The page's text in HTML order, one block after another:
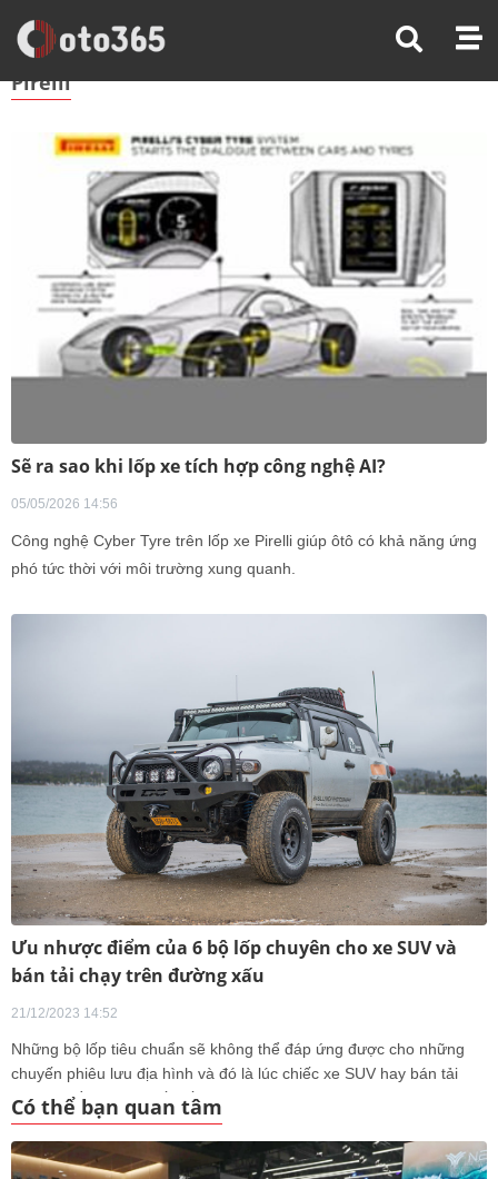
Trang Chủ Pirelli
Pirelli
Sẽ ra sao khi lốp xe tích hợp công nghệ AI?
05/05/2026 14:56
Công nghệ Cyber Tyre trên lốp xe Pirelli giúp ôtô có khả năng ứng
phó tức thời với môi trường xung quanh.
Ưu nhược điểm của 6 bộ lốp chuyên cho xe SUV và
bán tải chạy trên đường xấu
21/12/2023 14:52
Những bộ lốp tiêu chuẩn sẽ không thể đáp ứng được cho những
chuyến phiêu lưu địa hình và đó là lúc chiếc xe SUV hay bán tải
của bạn cần một bộ lốp tốt hơn.
Có thể bạn quan tâm